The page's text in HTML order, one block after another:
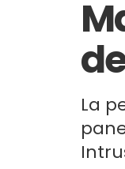
La